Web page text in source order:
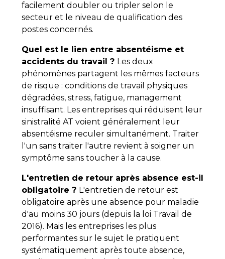
facilement doubler ou tripler selon le
secteur et le niveau de qualification des
postes concernés.
Quel est le lien entre absentéisme et
accidents du travail ? Les deux
phénomènes partagent les mêmes facteurs
de risque : conditions de travail physiques
dégradées, stress, fatigue, management
insuffisant. Les entreprises qui réduisent leur
sinistralité AT voient généralement leur
absentéisme reculer simultanément. Traiter
l'un sans traiter l'autre revient à soigner un
symptôme sans toucher à la cause.
L'entretien de retour après absence est-il
obligatoire ? L'entretien de retour est
obligatoire après une absence pour maladie
d'au moins 30 jours (depuis la loi Travail de
2016). Mais les entreprises les plus
performantes sur le sujet le pratiquent
systématiquement après toute absence,